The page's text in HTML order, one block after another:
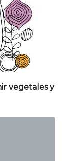
vegetales y